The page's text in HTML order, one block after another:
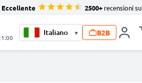
Eccellente 2500+ recensioni su
▾ B2B